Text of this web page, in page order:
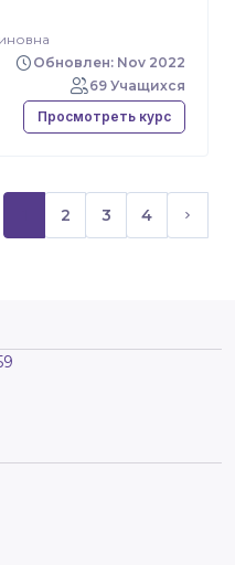
Обновлен: Nov 2022
69 Учащихся
Просмотреть курс
(текущий)
2 3 4